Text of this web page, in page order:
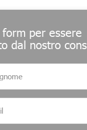
per essere
dal nostro